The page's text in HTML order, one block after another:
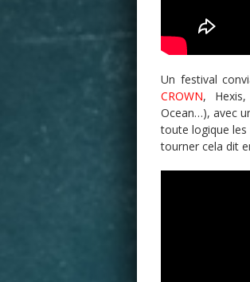
Un festival
CROWN, Hexis,
Ocean…), avec
toute logique les
tourner cela dit